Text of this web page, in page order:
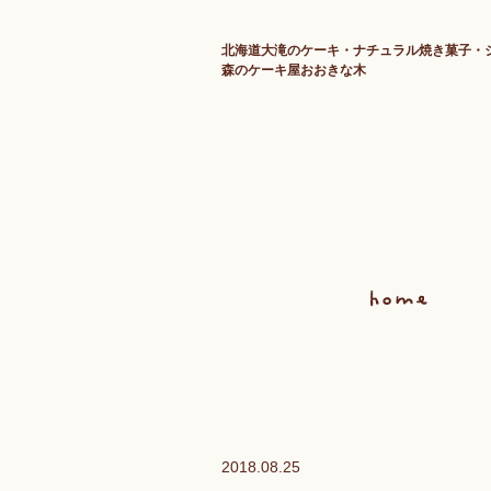
北海道大滝のケーキ・ナチュラル焼き菓子・
森のケーキ屋おおきな木
2018.08.25